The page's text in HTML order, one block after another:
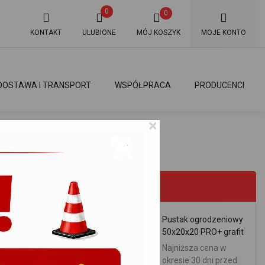
KONTAKT
0
ULUBIONE MÓJ KOSZYK
0
MOJE KONTO
PRODUCENCI
WSPÓŁPRACA
I TRANSPORT
Pustak ogrodzeniowy
50x20x20 PRO+ grafit
Najniższa cena w
okresie 30 dni przed
×